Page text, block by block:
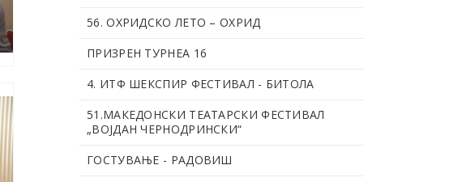
56. OХРИДСКО ЛЕТО – ОХРИД
ПРИЗРЕН ТУРНЕА 16
4. ИТФ ШЕКСПИР ФЕСТИВАЛ - БИТОЛА
51.МАКЕДОНСКИ ТЕАТАРСКИ ФЕСТИВАЛ
„ВОЈДАН ЧЕРНОДРИНСКИ“
ГОСТУВАЊЕ - РАДОВИШ